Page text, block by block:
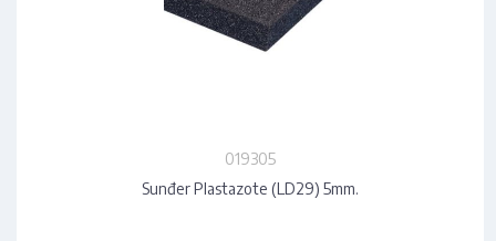
019305
Sunđer Plastazote (LD29) 5mm.